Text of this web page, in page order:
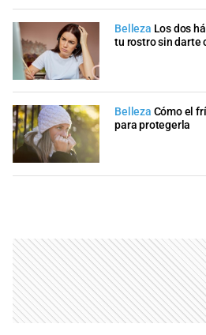
Belleza Los dos
tu rostro sin darte
Belleza Cómo el
para protegerla